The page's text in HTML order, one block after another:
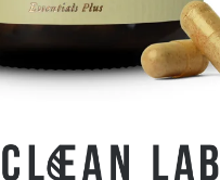
Wasserextrakt
chinensis): Beeren-
Provinz